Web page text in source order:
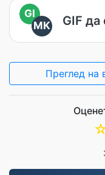
GI
MK
GIF да
Преглед на